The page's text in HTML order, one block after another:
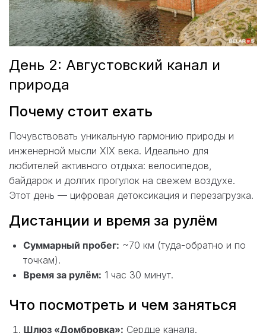
День 2: Августовский канал и
природа
Почему стоит ехать
Почувствовать уникальную гармонию природы и
инженерной мысли XIX века. Идеально для
любителей активного отдыха: велосипедов,
байдарок и долгих прогулок на свежем воздухе.
Этот день — цифровая детоксикация и перезагрузка.
Дистанции и время за рулём
Суммарный пробег: ~70 км (туда-обратно и по
точкам).
Время за рулём: 1 час 30 минут.
Что посмотреть и чем заняться
Шлюз «Домбровка»: Сердце канала.